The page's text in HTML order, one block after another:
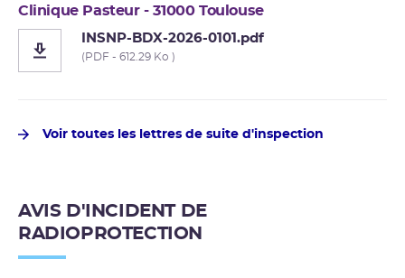
Clinique Pasteur - 31000 Toulouse
INSNP-BDX-2026-0101.pdf
(PDF - 612.29 Ko )
Voir toutes les lettres de suite d'inspection
AVIS D'INCIDENT DE
RADIOPROTECTION